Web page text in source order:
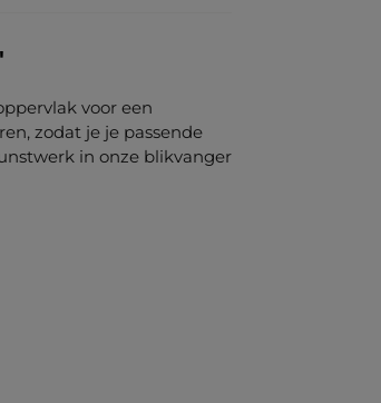
voor een
zodat je je passende
in onze blikvanger